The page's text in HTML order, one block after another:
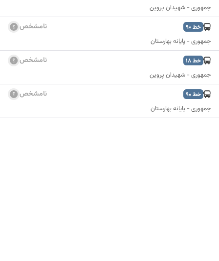
جمهوری - شهیدان پروین
خط90 نامشخص
جمهوری - پایانه بهارستان
خط18 نامشخص
جمهوری - شهیدان پروین
خط90 نامشخص
جمهوری - پایانه بهارستان